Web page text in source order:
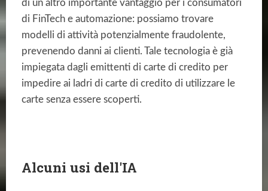
di un altro importante vantaggio per i consumatori
di FinTech e automazione: possiamo trovare
modelli di attività potenzialmente fraudolente,
prevenendo danni ai clienti. Tale tecnologia è già
impiegata dagli emittenti di carte di credito per
impedire ai ladri di carte di credito di utilizzare le
carte senza essere scoperti.
Alcuni usi dell'IA